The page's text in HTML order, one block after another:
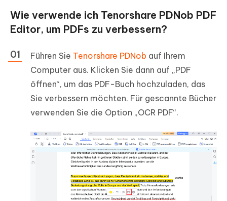
Wie verwende ich Tenorshare PDNob PDF
Editor, um PDFs zu verbessern?
Führen Sie Tenorshare PDNob auf Ihrem
Computer aus. Klicken Sie dann auf „PDF
öffnen“, um das PDF-Buch hochzuladen, das
Sie verbessern möchten. Für gescannte Bücher
verwenden Sie die Option „OCR PDF“.